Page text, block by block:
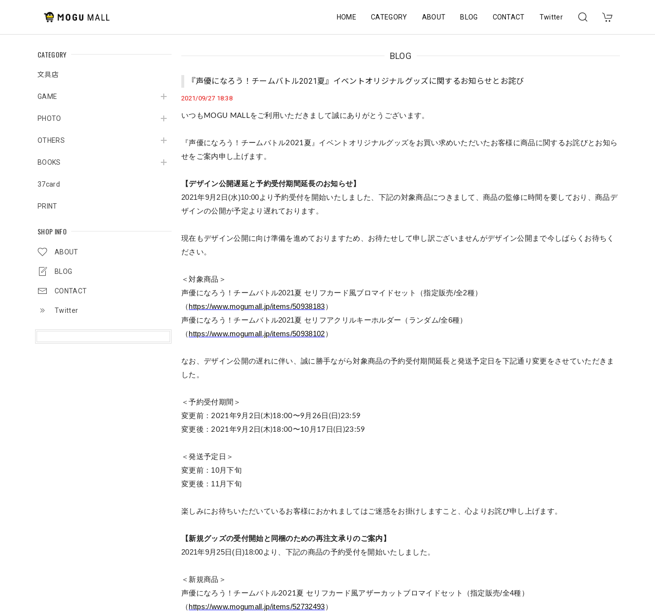
HOME CATEGORY ABOUT BLOG CONTACT Twitter
CATEGORY
文具店
GAME
PHOTO
OTHERS
BOOKS
37card
PRINT
SHOP INFO
ABOUT
BLOG
CONTACT
Twitter
BLOG
『声優になろう！チームバトル2021夏』イベントオリジナルグッズに関するお知らせとお詫び
2021/09/27 18:38
いつも MOGU MALLをご利用いただきまして誠にありがとうございます。
『声優になろう！チームバトル2021 夏』イベントオリジナルグッズをお買い求めいただいたお客様に商品に関するお詫びとお知ら
せをご案内申し上げます。
【デザイン公開遅延と予約受付期間延長のお知らせ】
2021年9月 2 日 (水)10:00より予約受付を開始いたしました、下記の対象商品につきまして、商品の監修に時間を要しており、商品デ
ザインの公開が予定より遅れております。
現在もデザイン公開に向け準備を進めておりますため、お待たせして申し訳ございませんがデザイン公開まで今しばらくお待ちく
ださい。
＜対象商品＞
声優になろう！チームバトル2021夏 セリフカード風ブロマイドセット（指定販売/全2種）
（ https://www.mogumall.jp/items/50938183）
声優になろう！チームバトル2021夏 セリフアクリルキーホルダー（ランダム/全6種）
（ https://www.mogumall.jp/items/50938102）
なお、デザイン公開の遅れに伴い、誠に勝手ながら対象商品の予約受付期間延長と発送予定日を下記通り変更をさせていただきま
した。
＜予約受付期間＞
変更前： 2021年9 月 2 日( 木)18:00〜9 月 26 日 ( 日)23:59
変更後： 2021年9 月 2 日( 木)18:00〜10 月 17 日( 日 )23:59
＜発送予定日＞
変更前： 10月下旬
変更後： 11 月下旬
楽しみにお待ちいただいているお客様におかれましてはご迷惑をお掛けしますこと、心よりお詫び申し上げます。
【新規グッズの受付開始と同梱のための再注文承りのご案内】
2021年9月 25日(日)18:00より、下記の商品の予約受付を開始いたしました。
＜新規商品 ＞
声優になろう！チームバトル2021夏 セリフカード風アザーカットブロマイドセット（指定販売/全4種）
（ https://www.mogumall.jp/items/52732493）